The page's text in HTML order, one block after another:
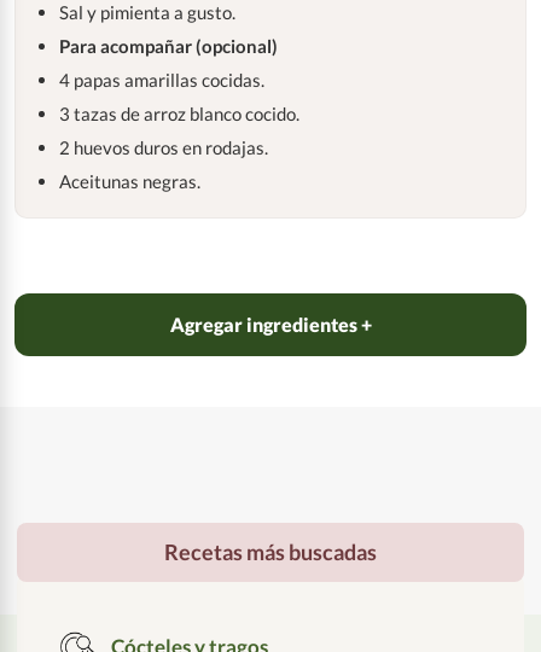
Sal y pimienta a gusto.
Para acompañar (opcional)
4 papas amarillas cocidas.
3 tazas de arroz blanco cocido.
2 huevos duros en rodajas.
Aceitunas negras.
Agregar ingredientes +
Recetas más buscadas
Cócteles y tragos